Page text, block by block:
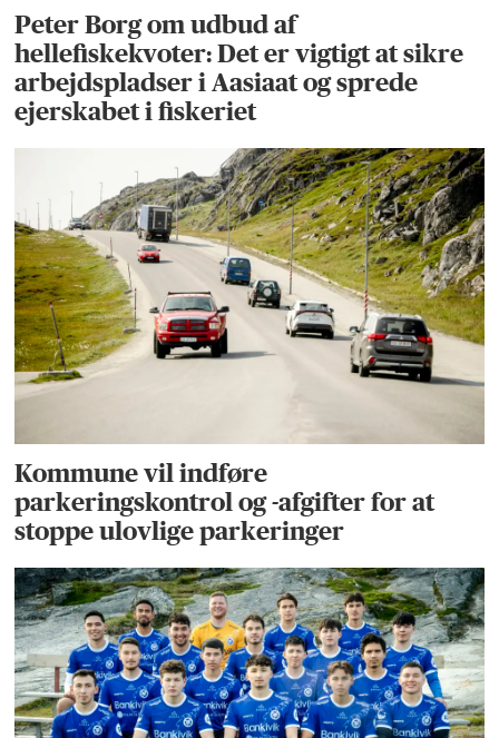
Peter Borg om udbud af
hellefiskekvoter: Det er vigtigt at sikre
arbejdspladser i Aasiaat og sprede
ejerskabet i fiskeriet
Kommune vil indføre
parkeringskontrol og -afgifter for at
stoppe ulovlige parkeringer